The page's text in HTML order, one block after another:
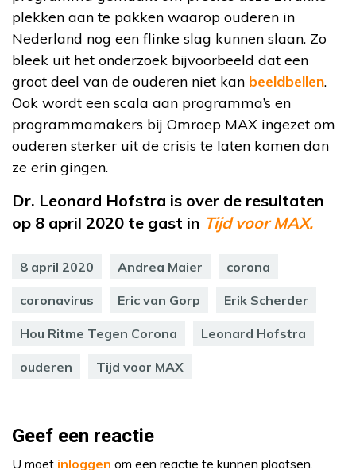
plekken aan te pakken waarop ouderen in
Nederland nog een flinke slag kunnen slaan. Zo
bleek uit het onderzoek bijvoorbeeld dat een
groot deel van de ouderen niet kan beeldbellen.
Ook wordt een scala aan programma’s en
programmamakers bij Omroep MAX ingezet om
ouderen sterker uit de crisis te laten komen dan
ze erin gingen.
Dr. Leonard Hofstra is over de resultaten
op 8 april 2020 te gast in Tijd voor MAX.
8 april 2020 Andrea Maier corona
coronavirus Eric van Gorp Erik Scherder
Hou Ritme Tegen Corona Leonard Hofstra
ouderen Tijd voor MAX
Geef een reactie
U moet inloggen om een reactie te kunnen plaatsen.